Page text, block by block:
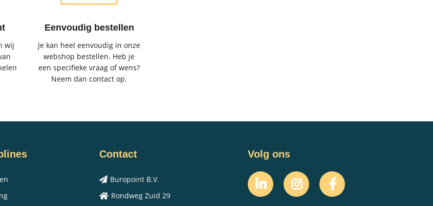
wij
Eenvoudig bestellen
Je kan heel eenvoudig in onze
webshop bestellen. Heb je
een specifieke vraag of wens?
Neem dan contact op.
Contact
Buropoint B.V.
Rondweg Zuid 29
Volg ons